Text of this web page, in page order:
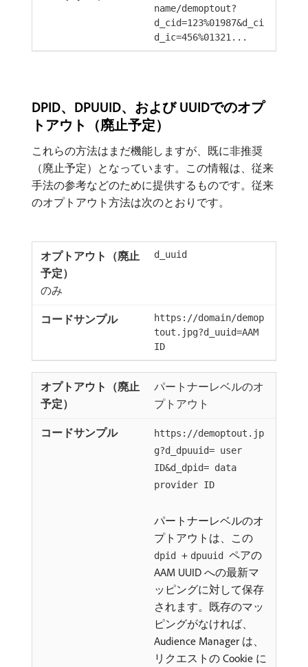
name/demoptout?
d_cid=123%01987&d_ci
d_ic=456%01321...
DPID、DPUUID、および UUIDでのオプ
トアウト（廃止予定）
これらの方法はまだ機能しますが、既に非推奨
（廃止予定）となっています。この情報は、従来
手法の参考などのために提供するものです。従来
のオプトアウト方法は次のとおりです。
d_uuid
のみ
https://domain/demop
tout.jpg?d_uuid=AAM
ID
パートナーレベルのオ
プトアウト
https://demoptout.jp
g?d_dpuuid= user
ID&d_dpid= data
provider ID
パートナーレベルのオ
プトアウトは、この
dpid + dpuuid ペアの
AAM UUID への最新マ
ッピングに対して保存
されます。既存のマッ
ピングがなければ、
Audience Manager は、
リクエストの Cookie に